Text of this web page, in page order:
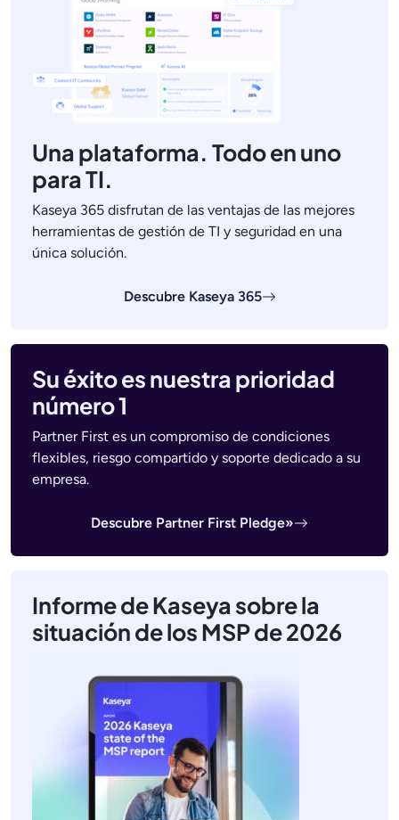
Una plataforma. Todo en uno
para TI.
Kaseya 365 disfrutan de las ventajas de las mejores
herramientas de gestión de TI y seguridad en una
única solución.
Descubre Kaseya 365
Su éxito es nuestra prioridad
número 1
Partner First es un compromiso de condiciones
flexibles, riesgo compartido y soporte dedicado a su
empresa.
Descubre Partner First Pledge»
Informe de Kaseya sobre la
situación de los MSP de 2026